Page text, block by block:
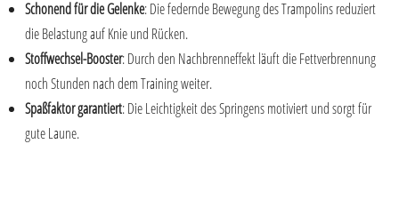
Schonend für die Gelenke: Die federnde Bewegung des Trampolins reduziert
die Belastung auf Knie und Rücken.
Stoffwechsel-Booster: Durch den Nachbrenneffekt läuft die Fettverbrennung
noch Stunden nach dem Training weiter.
Spaßfaktor garantiert: Die Leichtigkeit des Springens motiviert und sorgt für
gute Laune.